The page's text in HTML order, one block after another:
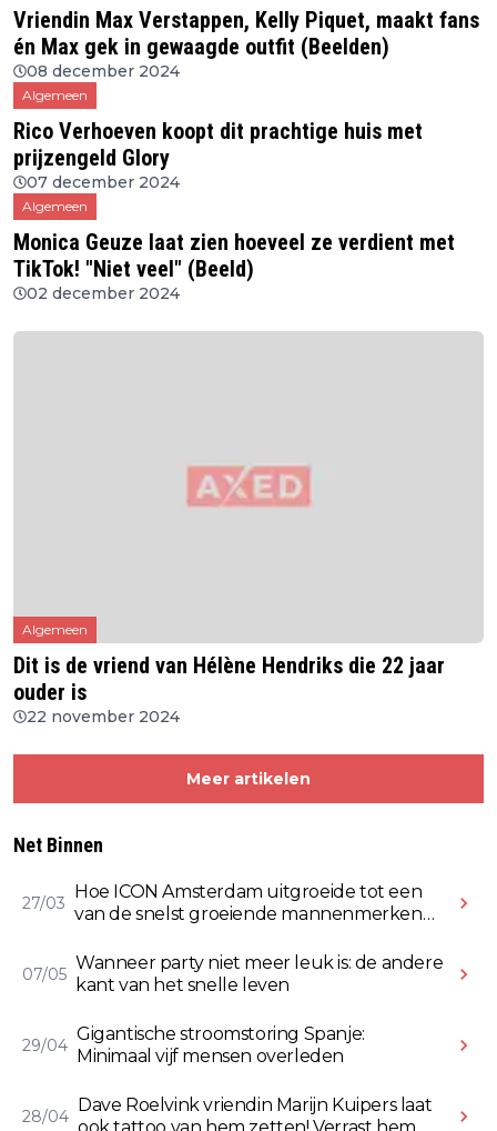
Vriendin Max Verstappen, Kelly Piquet, maakt fans
én Max gek in gewaagde outfit (Beelden)
08 december 2024
Algemeen
Rico Verhoeven koopt dit prachtige huis met
prijzengeld Glory
07 december 2024
Algemeen
Monica Geuze laat zien hoeveel ze verdient met
TikTok! "Niet veel" (Beeld)
02 december 2024
Algemeen
Dit is de vriend van Hélène Hendriks die 22 jaar
ouder is
22 november 2024
Meer artikelen
Net Binnen
27/03
Hoe ICON Amsterdam uitgroeide tot een
van de snelst groeiende mannenmerken
07/05
Wanneer party niet meer leuk is: de andere
kant van het snelle leven
29/04
Gigantische stroomstoring Spanje:
Minimaal vijf mensen overleden
28/04
Dave Roelvink vriendin Marijn Kuipers laat